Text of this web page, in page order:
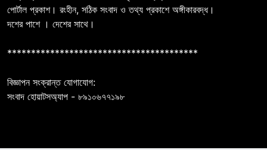
পোর্টাল প্রকাশ। রংহীন, সঠিক সংবাদ ও তথ্য প্রকাশে অঙ্গীকারবদ্ধ।
দশের পাশে । দেশের সাথে।
****************************************
বিজ্ঞাপন সংক্রান্ত যোগাযোগ:
সংবাদ হোয়াটসঅ্যাপ - ৮৯১০৬৭৭১৯৮